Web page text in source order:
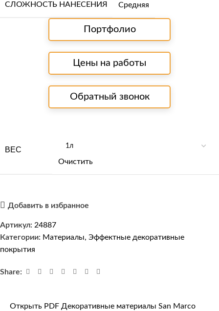
СЛОЖНОСТЬ НАНЕСЕНИЯ Средняя
Портфолио
Цены на работы
Обратный звонок
ВЕС
Очистить
Добавить в избранное
Артикул: 24887
Категории: Материалы, Эффектные декоративные
покрытия
Share:
Открыть PDF Декоративные материалы San Marco